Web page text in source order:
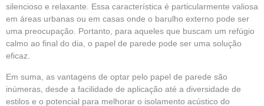
silencioso e relaxante. Essa característica é particularmente valiosa
em áreas urbanas ou em casas onde o barulho externo pode ser
uma preocupação. Portanto, para aqueles que buscam um refúgio
calmo ao final do dia, o papel de parede pode ser uma solução
eficaz.
Em suma, as vantagens de optar pelo papel de parede são
inúmeras, desde a facilidade de aplicação até a diversidade de
estilos e o potencial para melhorar o isolamento acústico do